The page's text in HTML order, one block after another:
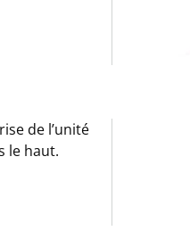
de l’unité
le haut.